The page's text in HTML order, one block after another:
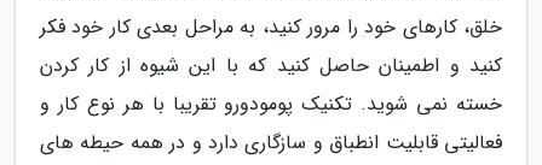
خلق، کارهای خود را مرور کنید، به مراحل بعدی کار خود فکر
کنید و اطمینان حاصل کنید که با این شیوه از کار کردن
خسته نمی شوید. تکنیک پومودورو تقریبا با هر نوع کار و
فعالیتی قابلیت انطباق و سازگاری دارد و در همه حیطه های